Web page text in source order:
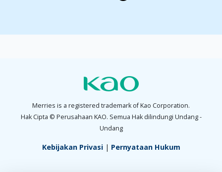
Merries is a registered trademark of Kao Corporation.
Hak Cipta © Perusahaan KAO. Semua Hak dilindungi Undang -
Undang
Kebijakan Privasi| Pernyataan Hukum